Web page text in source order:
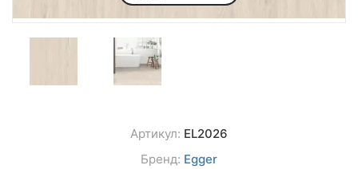
Артикул: EL2026
Бренд: Egger